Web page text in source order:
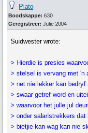
Plato
Boodskappe: 630
Geregistreer: Julie 2004
Suidwester wrote:
> Hierdie is presies
> stelsel is vervang met 'n
> net nie lekker kan bedryf
> swaar getref word en
> waarvoor het julle jul
> onder salaristrekkers
> bietjie kan wag kan nie